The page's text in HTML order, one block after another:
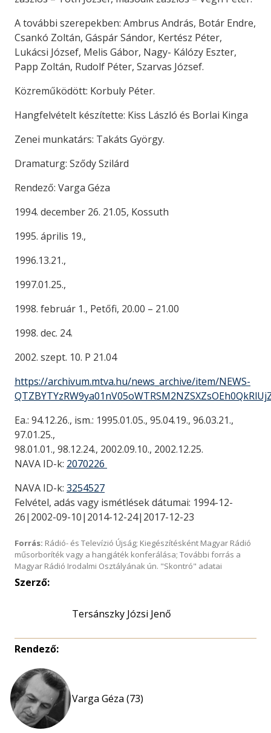
A további szerepekben: Ambrus András, Botár Endre,
Csankó Zoltán, Gáspár Sándor, Kertész Péter,
Lukácsi József, Melis Gábor, Nagy- Kálózy Eszter,
Papp Zoltán, Rudolf Péter, Szarvas József.
Közreműködött: Korbuly Péter.
Hangfelvételt készítette: Kiss László és Borlai Kinga
Zenei munkatárs: Takáts György.
Dramaturg: Sződy Szilárd
Rendező: Varga Géza
1994. december 26. 21.05, Kossuth
1995. április 19.,
1996.13.21.,
1997.01.25.,
1998. február 1., Petőfi, 20.00 – 21.00
1998. dec. 24.
2002. szept. 10. P 21.04
https://archivum.mtva.hu/news_archive/item/NEWS-
Ea.: 94.12.26., ism.: 1995.01.05., 95.04.19., 96.03.21.,
97.01.25.,
98.01.01., 98.12.24., 2002.09.10., 2002.12.25.
NAVA ID-k: 2070226
NAVA ID-k: 3254527
Felvétel, adás vagy ismétlések dátumai: 1994-12-
26|2002-09-10|2014-12-24|2017-12-23
Forrás: Rádió- és Televízió Újság; Kiegészítésként Magyar Rádió
műsorboríték vagy a hangjáték konferálása; További forrás a
Magyar Rádió Irodalmi Osztályának ún. "Skontró" adatai
Szerző:
Tersánszky Józsi Jenő
Rendező:
Varga Géza (73)